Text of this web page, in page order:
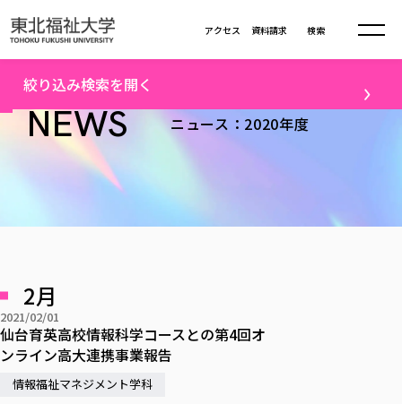
資料請求
アクセス 検索
建学の精神・教育の理念
学長室の窓
教育方針
各種方針
大学の概要
大学の歩み
学生・教職員・卒業生数
学則
大学の取り組み
大学の取り組み
社会連携・研究
カリキュラム編成ガイドライン
情報公開
情報公開
学部・大学院
学部・大学院TOP
総合福祉学部
社会福祉学科
福祉心理学科
福祉行政学科
共生まちづくり学部
共生まちづくり学部
共生まちづくり学科
教育学部
教育学部
入学試験 進路・就職 TOP
就職状況
課外活動
国際交流
NEWS ニュース：2020年度
絞り込み検索を開く
テーマ
すべて
配信対象
すべて
2月
2021/02/01
仙台育英高校情報科学コースとの第4回オ
ンライン高大連携事業報告
情報福祉マネジメント学科